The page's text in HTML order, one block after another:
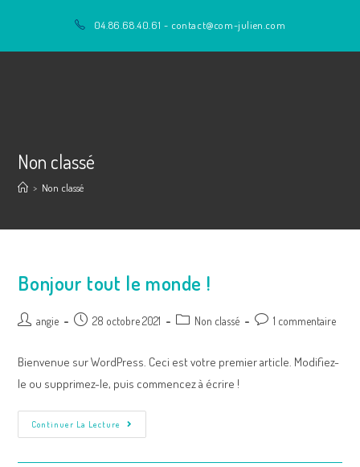
content
04.86.68.40.61 - contact@com-julien.com
Non classé
> Non classé
Bonjour tout le monde !
Post angie
Post 28 octobre 2021
Post Non classé
Post 1 commentaire
Bienvenue sur WordPress. Ceci est votre premier article. Modifiez-
le ou supprimez-le, puis commencez à écrire !
Continuer La Lecture
Bonjour
Tout